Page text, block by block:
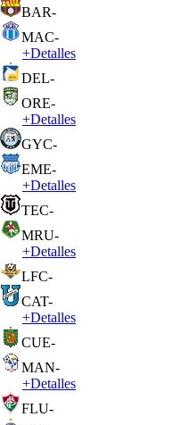
BAR-
MAC-
+Detalles
DEL-
ORE-
+Detalles
GYC-
EME-
+Detalles
TEC-
MRU-
+Detalles
LFC-
CAT-
+Detalles
CUE-
MAN-
+Detalles
FLU-